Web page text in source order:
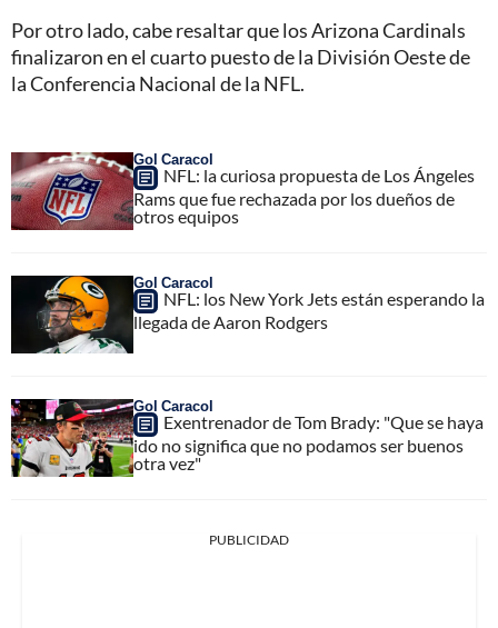
Por otro lado, cabe resaltar que los Arizona Cardinals
finalizaron en el cuarto puesto de la División Oeste de
la Conferencia Nacional de la NFL.
Gol Caracol
NFL: la curiosa propuesta de Los Ángeles
Rams que fue rechazada por los dueños de
otros equipos
Gol Caracol
NFL: los New York Jets están esperando la
llegada de Aaron Rodgers
Gol Caracol
Exentrenador de Tom Brady: "Que se haya
ido no significa que no podamos ser buenos
otra vez"
PUBLICIDAD